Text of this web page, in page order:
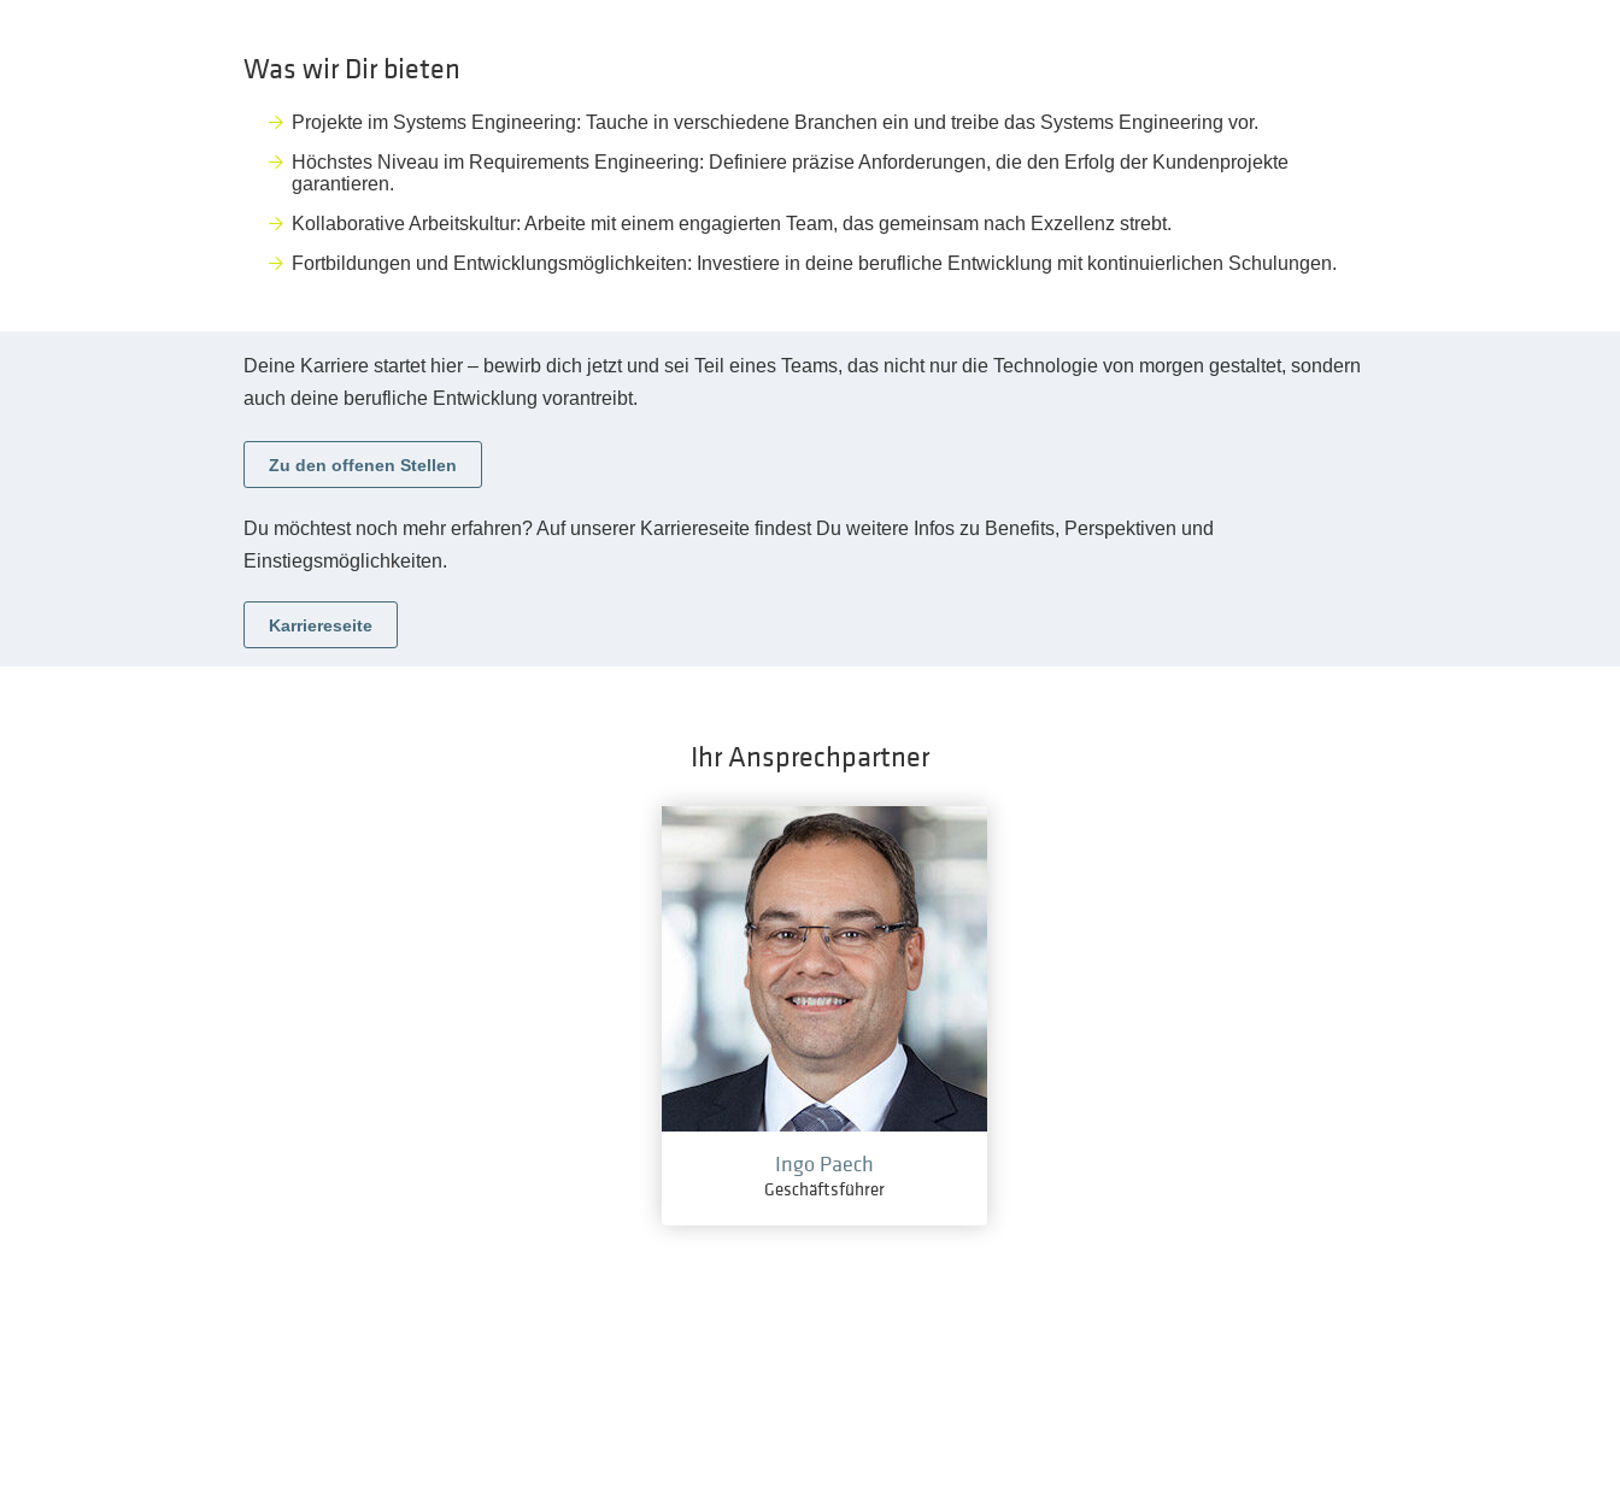
Was wir Dir bieten
Projekte im Systems Engineering: Tauche in verschiedene Branchen ein und treibe das Systems Engineering vor.
Höchstes Niveau im Requirements Engineering: Definiere präzise Anforderungen, die den Erfolg der Kundenprojekte
garantieren.
Kollaborative Arbeitskultur: Arbeite mit einem engagierten Team, das gemeinsam nach Exzellenz strebt.
Fortbildungen und Entwicklungsmöglichkeiten: Investiere in deine berufliche Entwicklung mit kontinuierlichen Schulungen.
Deine Karriere startet hier – bewirb dich jetzt und sei Teil eines Teams, das nicht nur die Technologie von morgen gestaltet, sondern
auch deine berufliche Entwicklung vorantreibt.
Zu den offenen Stellen
Du möchtest noch mehr erfahren? Auf unserer Karriereseite findest Du weitere Infos zu Benefits, Perspektiven und
Einstiegsmöglichkeiten.
Karriereseite
Ihr Ansprechpartner
Ingo Paech
Geschäftsführer